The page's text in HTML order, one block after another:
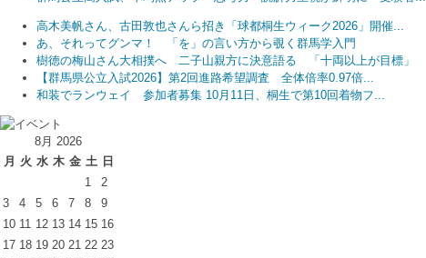
高木美帆さん、古田敦也さんら招き「球都桐生ウィーク2026」開催...
あ、それってグンマ！ 「を」の言い方から覗く群馬学入門
樹徳の梅山さん大相撲へ 二子山親方に決意語る 「十両以上が目標」
【群馬県公立入試2026】第2回進路希望調査 全体倍率0.97倍...
和装でランウェイ 参加者募集 10月11日、桐生で第10回着物フ...
8月 2026
月 火 水 木 金 土 日
1
2
3
4 5 6 7 8
9
10 11 12 13 14 15 16
17 18 19 20 21 22 23